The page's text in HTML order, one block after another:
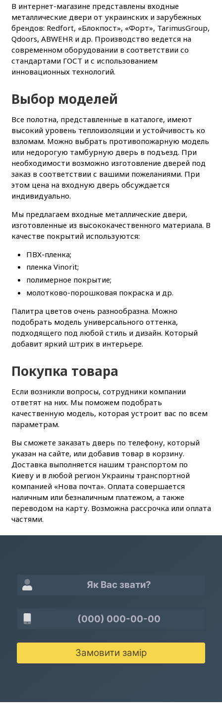
В интернет-магазине представлены входные
металлические двери от украинских и зарубежных
брендов: Redfort, «Блокпост», «Форт», TarimusGroup,
Qdoors, ABWEHR и др. Производство ведется на
современном оборудовании в соответствии со
стандартами ГОСТ и с использованием
инновационных технологий.
Выбор моделей
Все полотна, представленные в каталоге, имеют
высокий уровень теплоизоляции и устойчивость ко
взломам. Можно выбрать противопожарную модель
или недорогую тамбурную дверь в подъезд. При
необходимости возможно изготовление дверей под
заказ в соответствии с вашими пожеланиями. При
этом цена на входную дверь обсуждается
индивидуально.
Мы предлагаем входные металлические двери,
изготовленные из высококачественного материала. В
качестве покрытий используются:
ПВХ-пленка;
пленка Vinorit;
полимерное покрытие;
молотково-порошковая покраска и др.
Палитра цветов очень разнообразна. Можно
подобрать модель универсального оттенка,
подходящего под любой стиль и дизайн. Который
добавит яркий штрих в интерьере.
Покупка товара
Если возникли вопросы, сотрудники компании
ответят на них. Мы поможем подобрать
качественную модель, которая устроит вас по всем
параметрам.
Вы сможете заказать дверь по телефону, который
указан на сайте, или добавив товар в корзину.
Доставка выполняется нашим транспортом по
Киеву и в любой регион Украины транспортной
компанией «Нова почта». Оплата совершается
наличным или безналичным платежом, а также
переводом на карту. Возможна рассрочка или оплата
частями.
Замовити замір